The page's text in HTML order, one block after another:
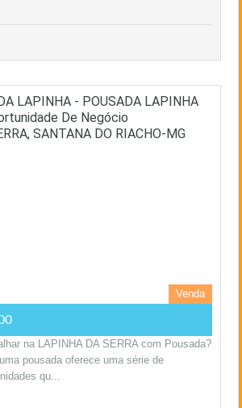
LAPINHA - POUSADA LAPINHA
De Negócio
SANTANA DO RIACHO-MG
Venda
na LAPINHA DA SERRA com Pousada?
pousada oferece uma série de
qu...